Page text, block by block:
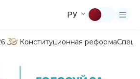
РУ
Конституционная реформа